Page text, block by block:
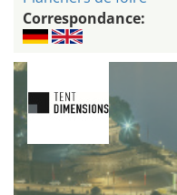
Correspondance: